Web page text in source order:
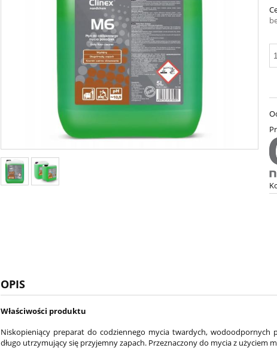
OPIS
Właściwości produktu
Niskopieniący preparat do codziennego mycia twardych, wodoodpornych
długo utrzymujący się przyjemny zapach. Przeznaczony do mycia z użyciem